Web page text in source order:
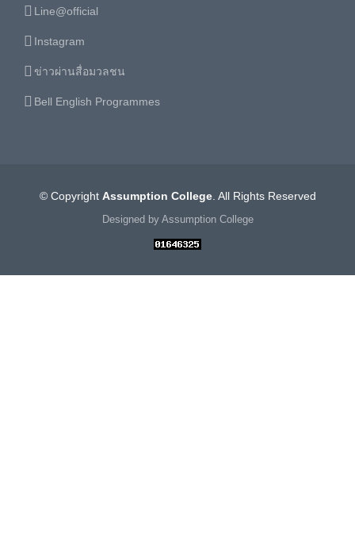
Line@official
Instagram
ข่าวผ่านสื่อมวลชน
Bell English Programmes
© Copyright Assumption College. All Rights Reserved
Designed by Assumption College